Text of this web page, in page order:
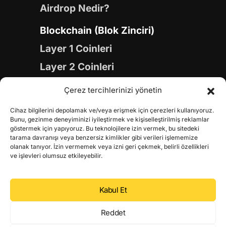
Çerez tercihlerinizi yönetin
Cihaz bilgilerini depolamak ve/veya erişmek için çerezleri kullanıyoruz.
Bunu, gezinme deneyiminizi iyileştirmek ve kişiselleştirilmiş reklamlar
göstermek için yapıyoruz. Bu teknolojilere izin vermek, bu sitedeki
tarama davranışı veya benzersiz kimlikler gibi verileri işlememize
olanak tanıyor. İzin vermemek veya izni geri çekmek, belirli özellikleri
ve işlevleri olumsuz etkileyebilir.
Kabul Et
Reddet
Airdrop Nedir?
Blockchain (Blok Zinciri)
Layer 1 Coinleri
Layer 2 Coinleri
Yapay Zeka (AI) Coinleri
Gaming Coinleri
RWA Coinleri
DeFi Coinleri
DePIN Coinleri
Metaverse Coinleri
Web 3.0 Coinleri